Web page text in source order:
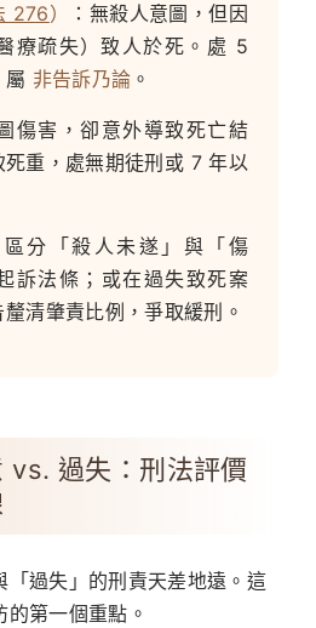
276）
：無殺人意圖，但因
療疏失）致人於死。處 5
屬 非告訴乃論 。
傷害，卻意外導致死亡結
重，處無期徒刑或 7 年以
區分「殺人未遂」與「傷
訴法條；或在過失致死案
清肇責比例，爭取緩刑。
vs. 過失：刑法評價
「過失」的刑責天差地遠。這
第一個重點。